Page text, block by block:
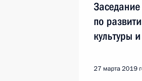
по
культуры
27 марта 2019